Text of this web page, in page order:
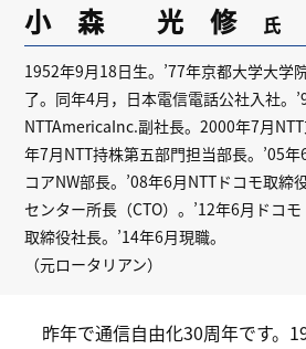
小 森 光 修 氏
1952年9月18日生。’77年京都大学大学
了。同年4月，日本電信電話公社入社。
NTTAmericaInc.副社長。2000年7月
年7月NTT持株第五部門担当部長。’05
コアNW部長。’08年6月NTTドコモ取締
センター所長（CTO）。’12年6月ドコ
取締役社長。’14年6月現職。
（元ロータリアン）
昨年で通信自由化30周年です。